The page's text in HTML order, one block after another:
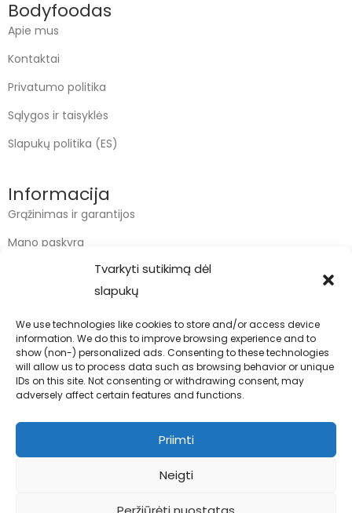
Tvarkyti sutikimą dėl
slapukų
We use technologies like cookies to store and/or access device
information. We do this to improve browsing experience and to
show (non-) personalized ads. Consenting to these technologies
will allow us to process data such as browsing behavior or unique
IDs on this site. Not consenting or withdrawing consent, may
adversely affect certain features and functions.
Priimti
Neigti
Bodyfoodas
Apie mus
Kontaktai
Privatumo politika
Sąlygos ir taisyklės
Slapukų politika (ES)
Informacija
Grąžinimas ir garantijos
Mano paskyra
Kontaktai
info@bodyfoodas.lt
+370 600 77017
Visos teisės saugomos © Bodyfoodas.lt 2026